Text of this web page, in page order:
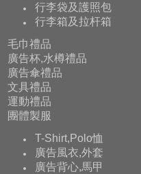
行李袋及護照包
行李箱及拉杆箱
毛巾禮品
廣告杯,水樽禮品
廣告傘禮品
文具禮品
運動禮品
團體製服
T-Shirt,Polo恤
廣告風衣,外套
廣告背心,馬甲